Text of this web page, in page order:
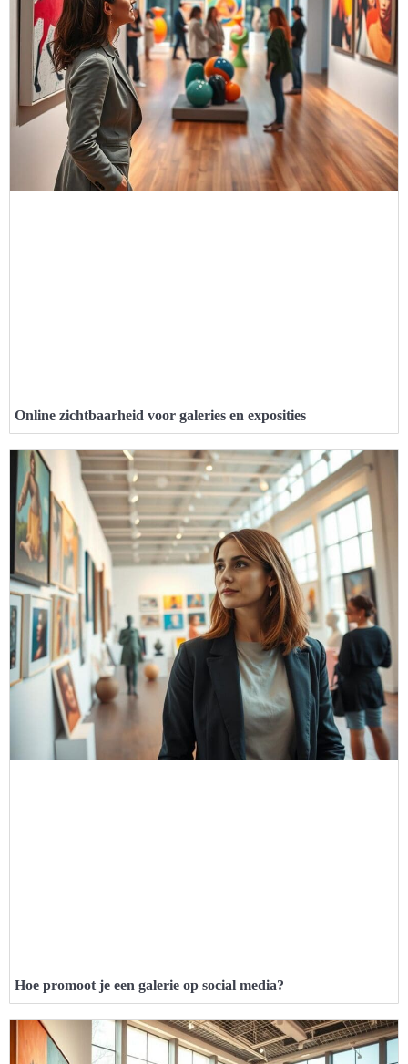
Online zichtbaarheid voor galeries en exposities
Hoe promoot je een galerie op social media?